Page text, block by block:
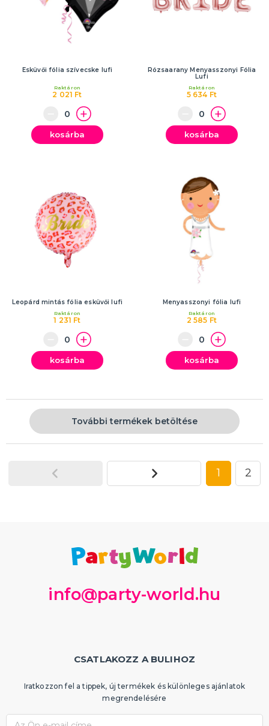
Esküvői fólia szívecske lufi
2 021 Ft
Raktáron
kosárba
Rózsaarany Menyasszonyi Fólia
Lufi
5 634 Ft
Raktáron
kosárba
Leopárd mintás fólia esküvői lufi
1 231 Ft
Raktáron
kosárba
Menyasszonyi fólia lufi
2 585 Ft
Raktáron
kosárba
További termékek betöltése
1 2
info@party-world.hu
CSATLAKOZZ A BULIHOZ
Iratkozzon fel a tippek, új termékek és különleges ajánlatok
megrendelésére